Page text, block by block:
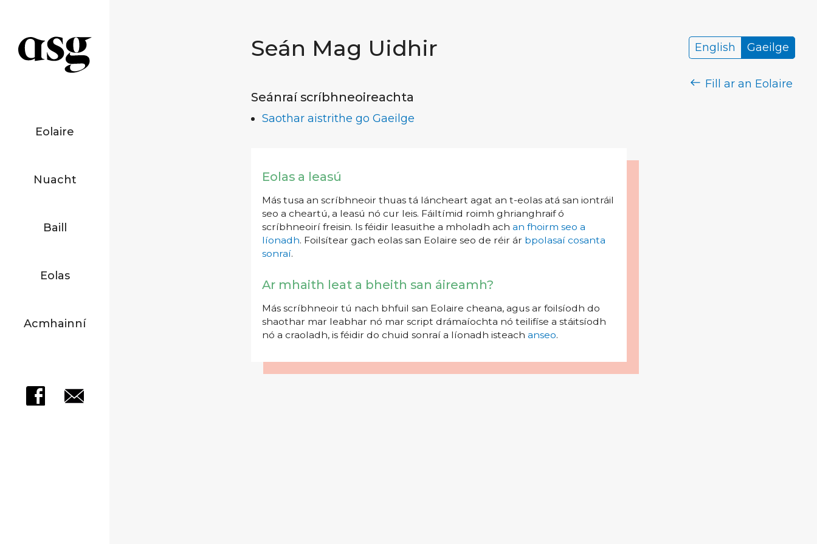
Eolaire
Nuacht
Baill
Eolas
Acmhainní
Seán Mag Uidhir English Gaeilge
Fill ar an Eolaire
Seánraí scríbhneoireachta
Saothar aistrithe go Gaeilge
Eolas a leasú
Más tusa an scríbhneoir thuas tá láncheart agat an t-eolas atá san iontráil
seo a cheartú, a leasú nó cur leis. Fáiltímid roimh ghrianghraif ó
scríbhneoirí freisin. Is féidir leasuithe a mholadh ach an fhoirm seo a
líonadh. Foilsítear gach eolas san Eolaire seo de réir ár bpolasaí cosanta
sonraí.
Ar mhaith leat a bheith san áireamh?
Más scríbhneoir tú nach bhfuil san Eolaire cheana, agus ar foilsíodh do
shaothar mar leabhar nó mar script drámaíochta nó teilifíse a stáitsíodh
nó a craoladh, is féidir do chuid sonraí a líonadh isteach anseo.